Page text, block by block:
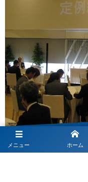
平成30年5月16日(火) 『
及び創立
メニュー ホーム